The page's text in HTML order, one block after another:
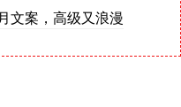
文案，高级又浪漫